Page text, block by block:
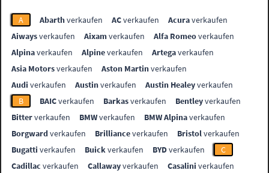
A Abarthverkaufen ACverkaufen Acuraverkaufen
Aiwaysverkaufen Aixamverkaufen Alfa Romeoverkaufen
Alpinaverkaufen Alpineverkaufen Artegaverkaufen
Asia Motorsverkaufen Aston Martinverkaufen
Audi verkaufen Austinverkaufen Austin Healeyverkaufen
B
BAICverkaufen Barkasverkaufen Bentleyverkaufen
Bitterverkaufen BMWverkaufen BMW Alpinaverkaufen
Borgwardverkaufen Brillianceverkaufen Bristolverkaufen
Bugatti verkaufen Buickverkaufen BYDverkaufen
C
Cadillac verkaufen Callawayverkaufen Casalini verkaufen